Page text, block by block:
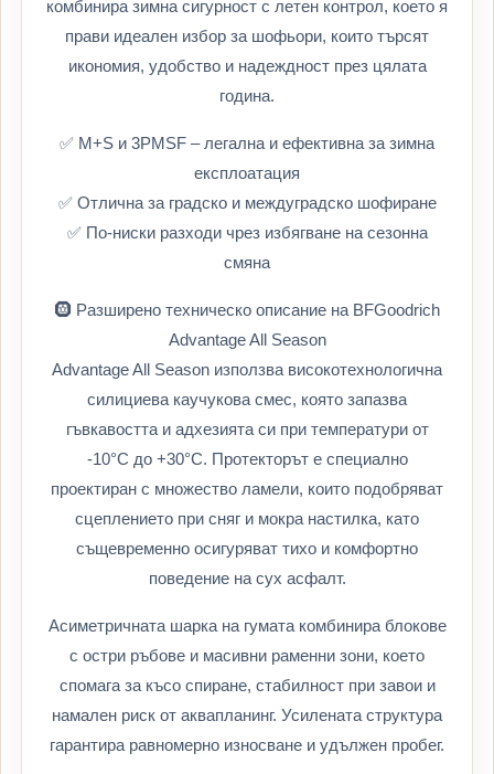
комбинира зимна сигурност с летен контрол, което я
прави идеален избор за шофьори, които търсят
икономия, удобство и надеждност през цялата
година.
✅ M+S и 3PMSF – легална и ефективна за зимна
експлоатация
✅ Отлична за градско и междуградско шофиране
✅ По-ниски разходи чрез избягване на сезонна
смяна
🛞 Разширено техническо описание на BFGoodrich
Advantage All Season
Advantage All Season използва високотехнологична
силициева каучукова смес, която запазва
гъвкавостта и адхезията си при температури от
-10°C до +30°C. Протекторът е специално
проектиран с множество ламели, които подобряват
сцеплението при сняг и мокра настилка, като
същевременно осигуряват тихо и комфортно
поведение на сух асфалт.
Асиметричната шарка на гумата комбинира блокове
с остри ръбове и масивни раменни зони, което
спомага за късо спиране, стабилност при завои и
намален риск от аквапланинг. Усилената структура
гарантира равномерно износване и удължен пробег.